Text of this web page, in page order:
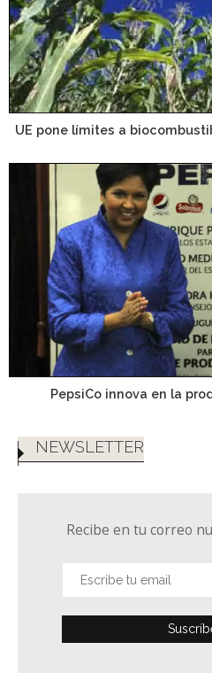
UE pone límites a
PepsiCo innova en la
NEWSLETTER
Recibe en tu correo